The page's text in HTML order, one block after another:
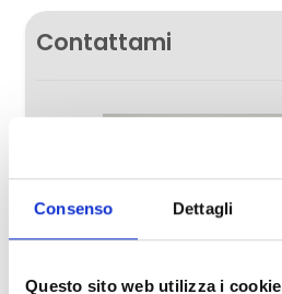
Consenso Dettagli
Questo sito web utilizza i cookie
Contattami
Posto auto/Box
Balcone/Terrazzo
Ascensore
Arredato